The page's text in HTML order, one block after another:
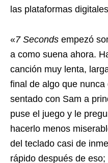
las plataformas
«7 Seconds empezó
a como suena ahora.
canción muy lenta,
final de algo que
sentado con Sam a
puse el juego y le
hacerlo menos
del teclado casi de
rápido después de